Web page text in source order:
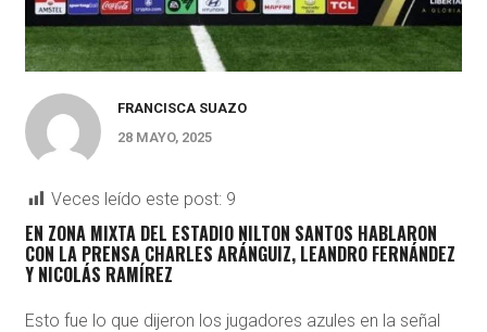
FRANCISCA SUAZO
28 MAYO, 2025
Veces leído este post: 9
EN ZONA MIXTA DEL ESTADIO NILTON SANTOS HABLARON
CON LA PRENSA CHARLES ARÁNGUIZ, LEANDRO FERNÁNDEZ
Y NICOLÁS RAMÍREZ
Esto fue lo que dijeron los jugadores azules en la señal